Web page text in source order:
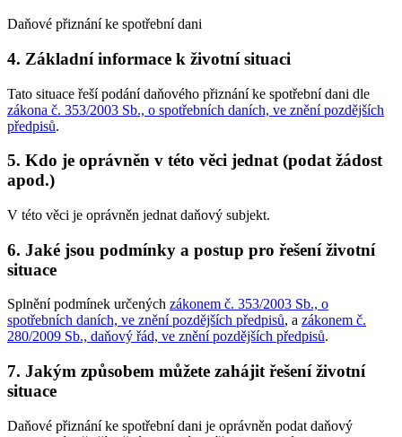
Daňové přiznání ke spotřební dani
4. Základní informace k životní situaci
Tato situace řeší podání daňového přiznání ke spotřební dani dle
zákona č. 353/2003 Sb., o spotřebních daních, ve znění pozdějších
předpisů.
5. Kdo je oprávněn v této věci jednat (podat žádost
apod.)
V této věci je oprávněn jednat daňový subjekt.
6. Jaké jsou podmínky a postup pro řešení životní
situace
Splnění podmínek určených zákonem č. 353/2003 Sb., o
spotřebních daních, ve znění pozdějších předpisů, a zákonem č.
280/2009 Sb., daňový řád, ve znění pozdějších předpisů.
7. Jakým způsobem můžete zahájit řešení životní
situace
Daňové přiznání ke spotřební dani je oprávněn podat daňový